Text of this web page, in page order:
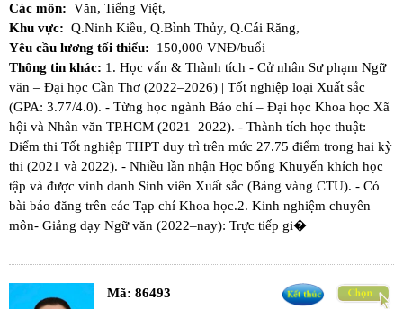
Các môn: Văn, Tiếng Việt,
Khu vực: Q.Ninh Kiều, Q.Bình Thủy, Q.Cái Răng,
Yêu cầu lương tối thiểu:
150,000 VNĐ/buổi
Thông tin khác: 1. Học vấn & Thành tích - ​Cử nhân Sư phạm Ngữ
văn – Đại học Cần Thơ (2022–2026) | Tốt nghiệp loại Xuất sắc
(GPA: 3.77/4.0). - Từng học ngành Báo chí – Đại học Khoa học Xã
hội và Nhân văn TP.HCM (2021–2022). - Thành tích học thuật:​
Điểm thi Tốt nghiệp THPT duy trì trên mức 27.75 điểm trong hai kỳ
thi (2021 và 2022). - Nhiều lần nhận Học bổng Khuyến khích học
tập và được vinh danh Sinh viên Xuất sắc (Bảng vàng CTU). - Có
bài báo đăng trên các Tạp chí Khoa học. ​2. Kinh nghiệm chuyên
môn ​- Giảng dạy Ngữ văn (2022–nay): Trực tiếp gi�
Mã: 86493